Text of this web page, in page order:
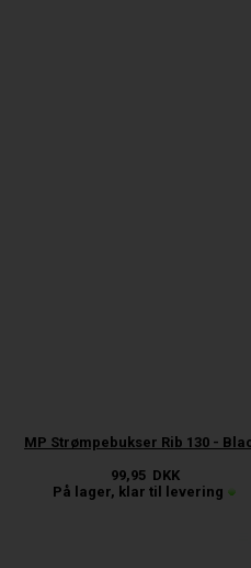
MP Strømpebukser Rib 130 -
99,95 DKK
På lager, klar til levering